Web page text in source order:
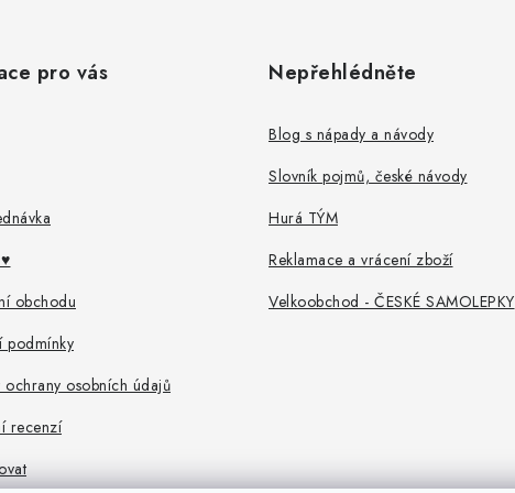
pro vás
obchodu
podmínky
ochrany osobních údajů
recenzí
Nepřehlédněte
Blog s nápady a návody
Slovník pojmů, české návody
Hurá TÝM
Reklamace a vrácení zboží
Velkoobchod - ČESKÉ SAMOLEPKY